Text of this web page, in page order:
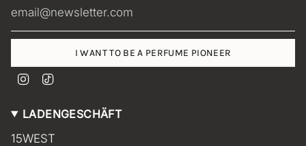
I WANT TO BE A PERFUME PIONEER
t
g
T
k
LADENGESCHÄFT
15WEST